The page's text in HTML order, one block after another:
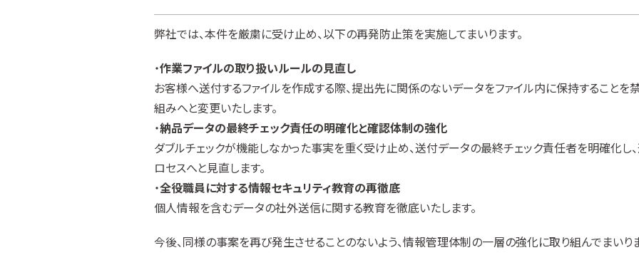
弊社では、本件を厳粛に受け止め、以下の再発防止策を実施してまいります。
・作業ファイルの取り扱いルールの見直し
お客様へ送付するファイルを作成する際、提出先に関係のないデータをファイル内に保持することを
組みへと変更いたします。
・納品データの最終チェック責任の明確化と確認体制の強化
ダブルチェックが機能しなかった事実を重く受け止め、送付データの最終チェック責任者を明確化
ロセスへと見直します。
・全役職員に対する情報セキュリティ教育の再徹底
個人情報を含むデータの社外送信に関する教育を徹底いたします。
今後、同様の事案を再び発生させることのないよう、情報管理体制の一層の強化に取り組んでまいり